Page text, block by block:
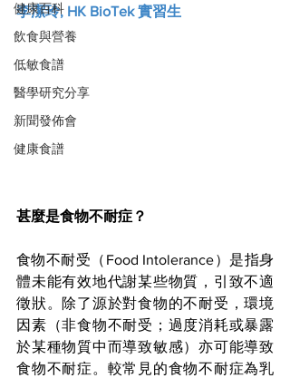
健康百科
飲食與營養
低敏食譜
醫學研究分享
新聞發佈會
健康食譜
李潔玲, HK BioTek 實習生
甚麼是食物不耐症？
食物不耐受（Food Intolerance）是指身
體未能有效地代謝某些物質，引致不適
徵狀。除了源於對食物的不耐受，環境
因素（非食物不耐受；過度消耗或暴露
於某種物質中而導致敏感）亦可能導致
食物不耐症。較常見的食物不耐症為乳